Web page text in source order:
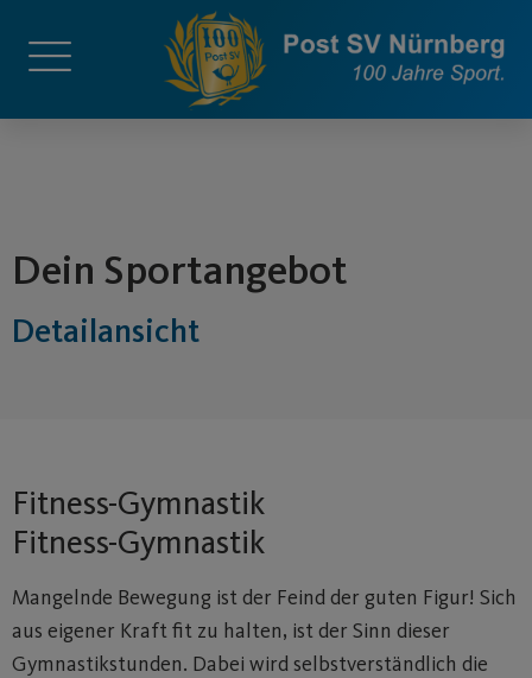
Dein Sportangebot
Detailansicht
Fitness-Gymnastik
Fitness-Gymnastik
Mangelnde Bewegung ist der Feind der guten Figur! Sich
aus eigener Kraft fit zu halten, ist der Sinn dieser
Gymnastikstunden. Dabei wird selbstverständlich die